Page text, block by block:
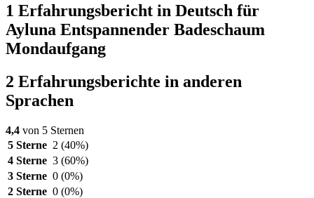
1 Erfahrungsbericht in Deutsch für
Ayluna Entspannender Badeschaum
Mondaufgang
2 Erfahrungsberichte in anderen
Sprachen
4,4 von 5 Sternen
5 Sterne 2 (40%)
4 Sterne 3 (60%)
3 Sterne 0 (0%)
2 Sterne 0 (0%)